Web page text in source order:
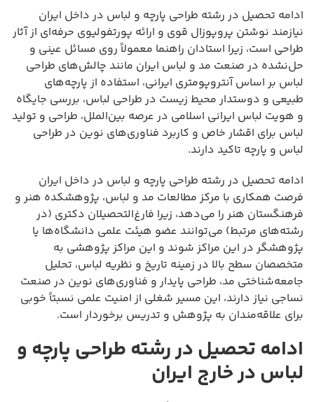
ادامه تحصیل در رشته طراحی پارچه و لباس در داخل ایران
نیازمند نوشتن پروپوزال قوی و ارائه پورتفولیوی حرفه‌ای از آثار
طراحی است، زیرا استادان راهنما معمولاً روی مسائل عینی و
حل‌نشده در صنعت مد و لباس ایران مانند چالش‌های طراحی
لباس بر اساس آنتروپومتری ایرانی، استفاده از پارچه‌های
طبیعی و دوستدار محیط زیست در طراحی لباس، بررسی جایگاه
و هویت لباس ایرانی اسلامی در عرصه بین‌الملل، طراحی و تولید
لباس برای اقشار خاص و کاربرد فناوری‌های نوین در طراحی
لباس و پارچه تاکید دارند.
ادامه تحصیل در رشته طراحی پارچه و لباس در داخل ایران
فرصت همکاری با مرکز مطالعات مد و لباس، پژوهشکده هنر و
فرهنگستان هنر را می‌دهد، زیرا فارغ‌التحصیلان دکتری (در
رشته‌های مرتبط) می‌توانند عضو هیئت علمی دانشگاه‌ها یا
پژوهشگر در این مراکز شوند و این مراکز پژوهشی به
متخصصان سطح بالا در زمینه تاریخ و نظریه لباس، تحلیل
جامعه‌شناختی مد، طراحی پایدار و فناوری‌های نوین در صنعت
نساجی نیاز دارند، این مسیر شغلی از امنیت علمی نسبتاً خوبی
برای علاقه‌مندان به پژوهش و تدریس برخوردار است.
ادامه تحصیل در رشته طراحی پارچه و
لباس در خارج ایران